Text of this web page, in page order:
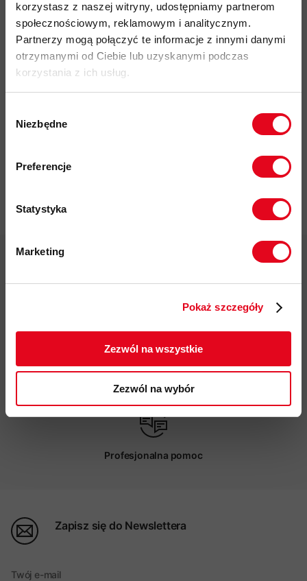
korzystasz z naszej witryny, udostępniamy partnerom
społecznościowym, reklamowym i analitycznym.
Partnerzy mogą połączyć te informacje z innymi danymi
otrzymanymi od Ciebie lub uzyskanymi podczas
korzystania z ich usług.
zgody
Niezbędne
Preferencje
Statystyka
Marketing
Pokaż szczegóły
Zezwól na wszystkie
Zezwól na wybór
Darmowa dostawa od 200 zł
Profesjonalna pomoc
Zapisz się do Newslettera
Twój e-mail
zgodnie z Polityką prywatności.